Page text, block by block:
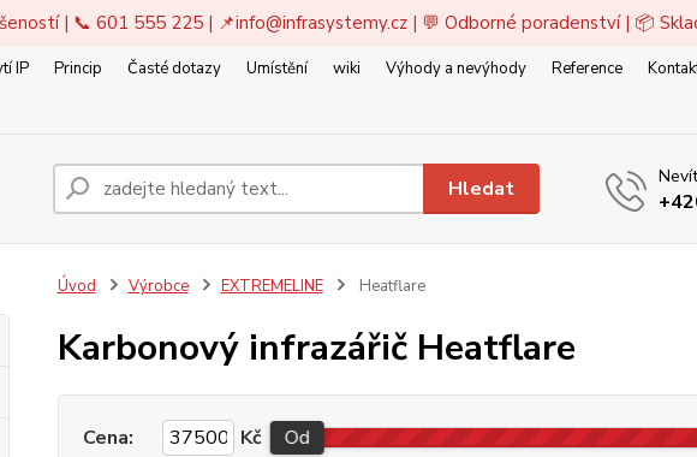
| 📞 601 555 225 | 📌info@infrasystemy.cz| 💬 Odborné poradenství | 📦
IP Princip Časté dotazy Umístění wiki Výhody a nevýhody Reference
Hledat
Úvod Výrobce EXTREMELINE Heatflare
Karbonový infrazářič Heatflare
Cena: Kč Od